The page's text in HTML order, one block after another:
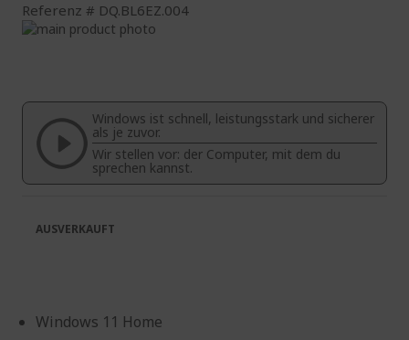
Referenz DQ.BL6EZ.004
Zum
springen
Bildgalerie
springen
Windows ist schnell, leistungsstark und sicherer
als je zuvor.
Wir stellen vor: der Computer, mit dem du
sprechen kannst.
Windows 11 Home
AUSVERKAUFT